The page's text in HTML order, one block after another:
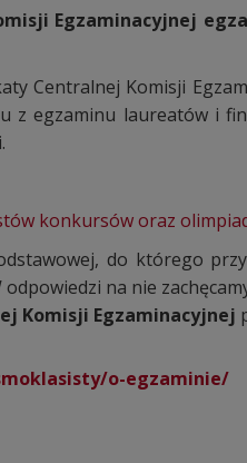
Egzaminacyjnej
Centralnej Komisji
z egzaminu laureatów i
konkursów oraz
do którego
na nie
Komisji Egzaminacyjnej
o-egzaminie/